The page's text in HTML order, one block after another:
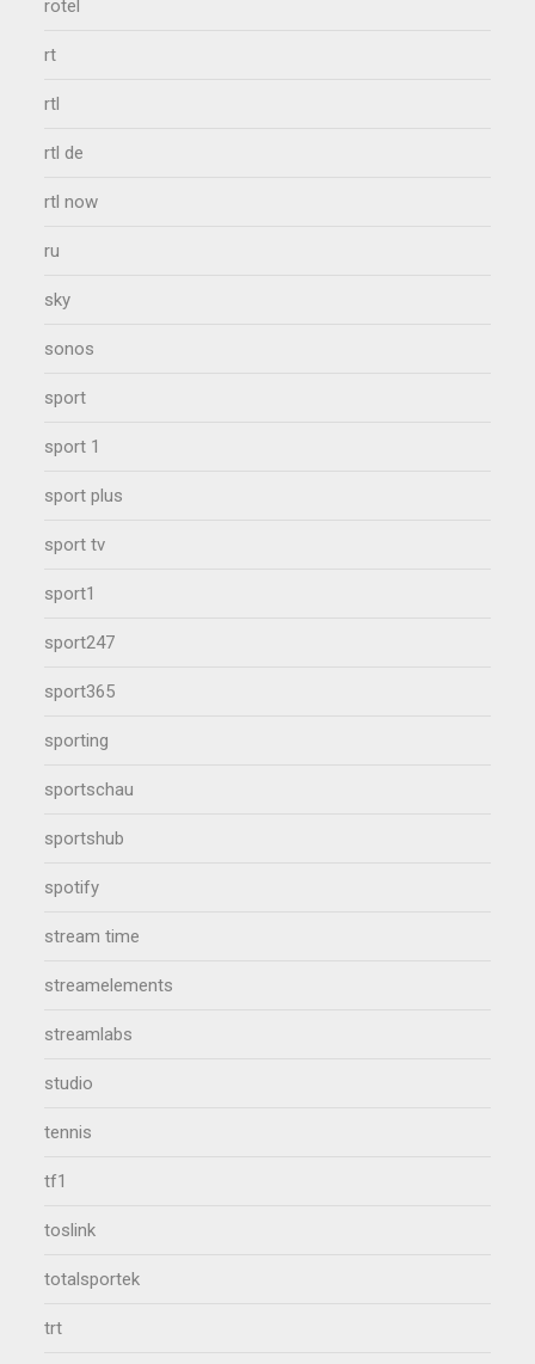
rotel
rt
rtl
rtl de
rtl now
ru
sky
sonos
sport
sport 1
sport plus
sport tv
sport1
sport247
sport365
sporting
sportschau
sportshub
spotify
stream time
streamelements
streamlabs
studio
tennis
tf1
toslink
totalsportek
trt